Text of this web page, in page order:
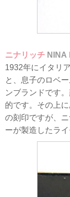
ニナリッチ NINA
1932年にイタリ
と、息子のロベ
ンブランドです
的です。その上
の刻印ですが、
ーが製造したラ